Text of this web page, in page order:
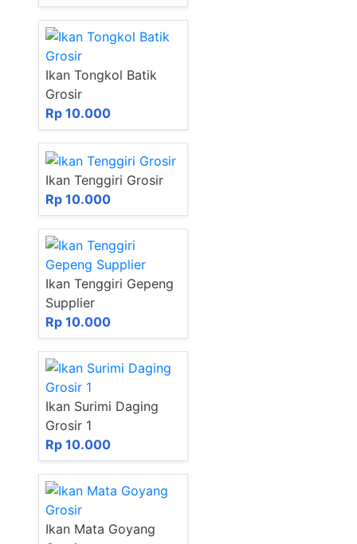
Ikan Tongkol Batik
Grosir
Rp 10.000
Ikan Tenggiri Grosir
Rp 10.000
Ikan Tenggiri Gepeng
Supplier
Rp 10.000
Ikan Surimi Daging
Grosir 1
Rp 10.000
Ikan Mata Goyang